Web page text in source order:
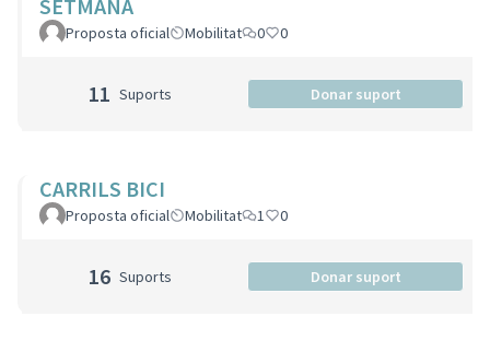
SETMANA
Proposta oficial Mobilitat 0 0
11 Suports Donar suport
CARRILS BICI
Proposta oficial Mobilitat 1 0
16 Suports Donar suport